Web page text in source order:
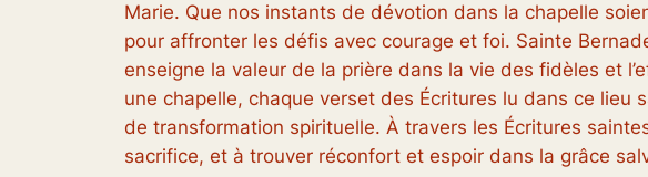
Marie. Que nos instants de dévotion dans la chapelle
pour affronter les défis avec courage et foi. Sainte
enseigne la valeur de la prière dans la vie des fidèles et
une chapelle, chaque verset des Écritures lu dans ce
de transformation spirituelle. À travers les Écritures
sacrifice, et à trouver réconfort et espoir dans la grâce